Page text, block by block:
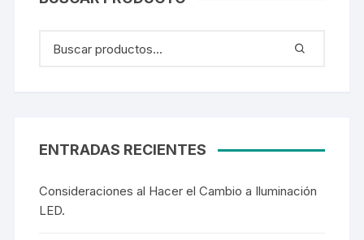
ENTRADAS RECIENTES
Consideraciones al Hacer el Cambio a Iluminación
LED.